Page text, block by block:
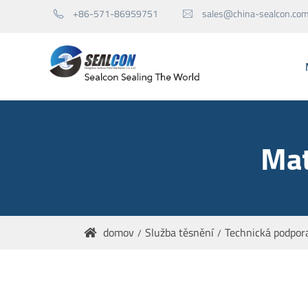
 +86-571-86959751  sales@china-sealcon.com
 domov Služba těsnění Technická